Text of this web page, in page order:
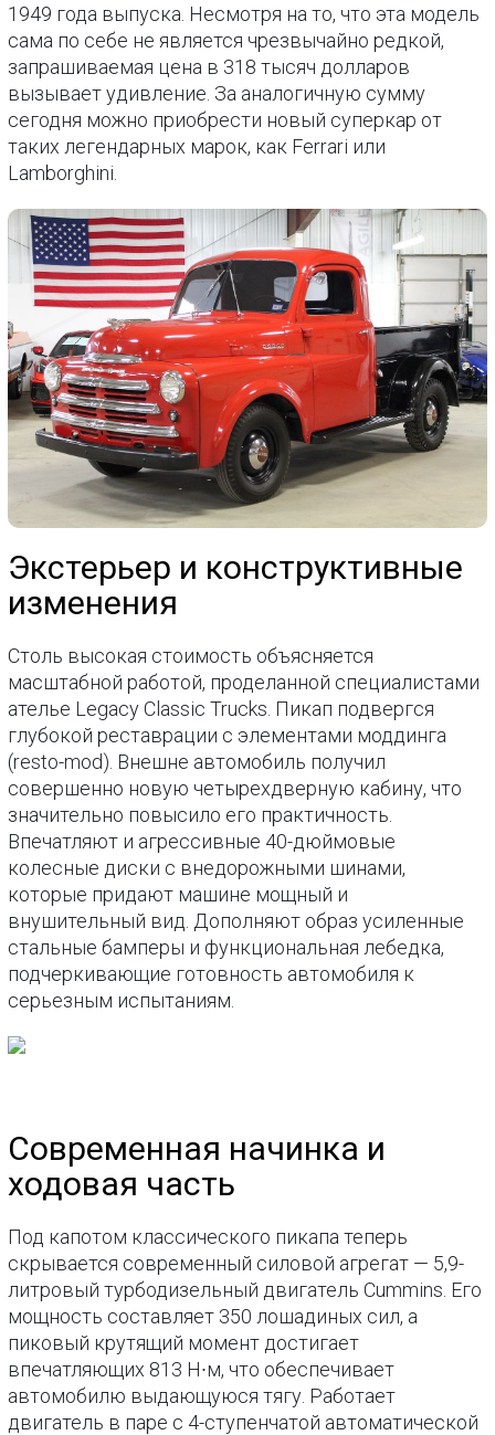
1949 года выпуска. Несмотря на то, что эта модель
сама по себе не является чрезвычайно редкой,
запрашиваемая цена в 318 тысяч долларов
вызывает удивление. За аналогичную сумму
сегодня можно приобрести новый суперкар от
таких легендарных марок, как Ferrari или
Lamborghini.
Экстерьер и конструктивные
изменения
Столь высокая стоимость объясняется
масштабной работой, проделанной специалистами
ателье Legacy Classic Trucks. Пикап подвергся
глубокой реставрации с элементами моддинга
(resto-mod). Внешне автомобиль получил
совершенно новую четырехдверную кабину, что
значительно повысило его практичность.
Впечатляют и агрессивные 40-дюймовые
колесные диски с внедорожными шинами,
которые придают машине мощный и
внушительный вид. Дополняют образ усиленные
стальные бамперы и функциональная лебедка,
подчеркивающие готовность автомобиля к
серьезным испытаниям.
Современная начинка и
ходовая часть
Под капотом классического пикапа теперь
скрывается современный силовой агрегат — 5,9-
литровый турбодизельный двигатель Cummins. Его
мощность составляет 350 лошадиных сил, а
пиковый крутящий момент достигает
впечатляющих 813 Н∙м, что обеспечивает
автомобилю выдающуюся тягу. Работает
двигатель в паре с 4-ступенчатой автоматической